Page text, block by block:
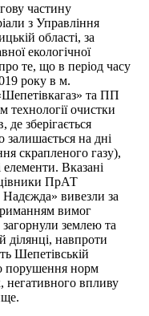
частину
з Управління
області, за
екологічної
те, що в період часу
року в м.
та ПП
очистки
зберігається
на дні
скрапленого газу),
елементи. Вказані
ПрАТ
вивезли за
вимог
землею та
ділянці, навпроти
Шепетівській
порушення норм
негативного впливу